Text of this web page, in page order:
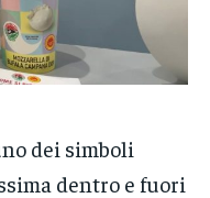
dei simboli
dentro e fuori